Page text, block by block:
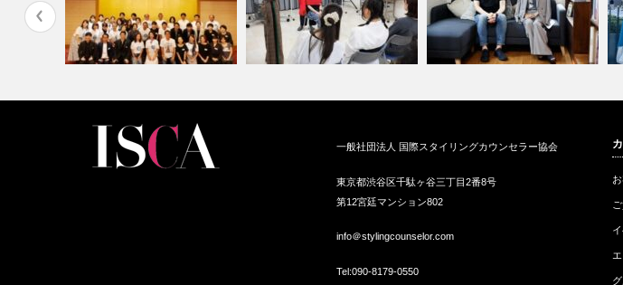
協会6期目のご挨拶
めオレンジペ…
一般社団法人 国際スタイリングカウンセラー協会
東京都渋谷区千駄ヶ谷三丁目2番8号
第12宮廷マンション802
info＠stylingcounselor.com
Tel:090-8179-0550